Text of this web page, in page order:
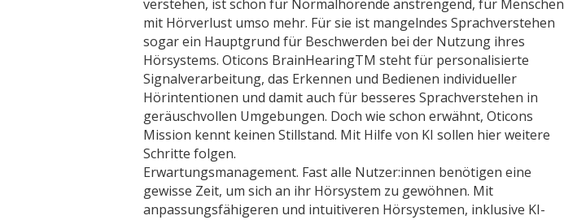
verstehen, ist schon für Normalhörende anstrengend, für Menschen
mit Hörverlust umso mehr. Für sie ist mangelndes Sprachverstehen
sogar ein Hauptgrund für Beschwerden bei der Nutzung ihres
Hörsystems. Oticons BrainHearingTM steht für personalisierte
Signalverarbeitung, das Erkennen und Bedienen individueller
Hörintentionen und damit auch für besseres Sprachverstehen in
geräuschvollen Umgebungen. Doch wie schon erwähnt, Oticons
Mission kennt keinen Stillstand. Mit Hilfe von KI sollen hier weitere
Schritte folgen.
Erwartungsmanagement. Fast alle Nutzer:innen benötigen eine
gewisse Zeit, um sich an ihr Hörsystem zu gewöhnen. Mit
anpassungsfähigeren und intuitiveren Hörsystemen, inklusive KI-